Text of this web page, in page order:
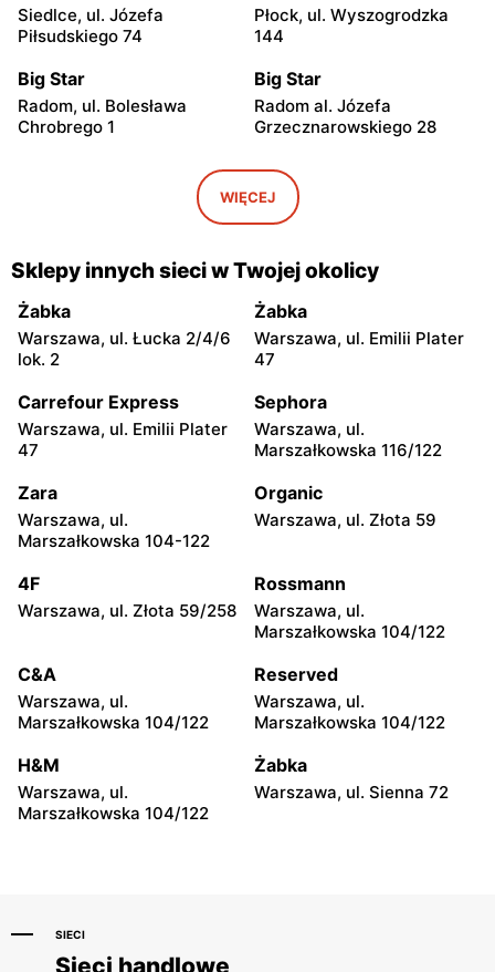
Siedlce, ul. Józefa
Piłsudskiego 74
Płock, ul. Wyszogrodzka
144
Big Star
Radom, ul. Bolesława
Chrobrego 1
Big Star
Radom al. Józefa
Grzecznarowskiego 28
Płock, ul. Tysiąclecia 2a
Big Star
Tomaszów Mazowiecki, ul.
Warszawska 1
Big Star
Mława al. Świętego
Wojciecha 13
Big Star
Kutno, ul. Kościuszki 73
Big Star Big Star
Piłsudskiego 15/23
Big Star Big Star
Big Star
Łódź, ul. Pabianicka 245
Big Star
Big Star
Piotrków Trybunalski, ul.
Big Star
Starachowice, ul. Ks.
Kardynała Stefana
Big Star
Włocławek, ul. Jana
Big Star
Ostrowiec Świętokrzyski,
Big Star
Biała Podlaska, ul. Brzeska
Big Star
WIĘCEJ
Sklepy innych sieci w Twojej okolicy
Żabka
Warszawa, ul. Łucka 2/4/6
lok. 2
Żabka
Warszawa, ul. Emilii Plater
47
Carrefour Express
Warszawa, ul. Emilii Plater
47
Sephora
Warszawa, ul.
Marszałkowska 116/122
Zara
Warszawa, ul.
Marszałkowska 104-122
Organic
Warszawa, ul. Złota 59
4F
Warszawa, ul. Złota 59/258
Rossmann
Warszawa, ul.
Marszałkowska 104/122
C&A
Warszawa, ul.
Marszałkowska 104/122
Reserved
Warszawa, ul.
Marszałkowska 104/122
H&M
Warszawa, ul.
Marszałkowska 104/122
Żabka
Warszawa, ul. Sienna 72
SIECI
Sieci handlowe